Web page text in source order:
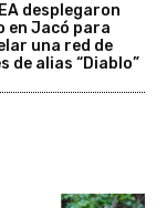
desplegaron
en Jacó para
una red de
de alias “Diablo”